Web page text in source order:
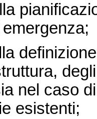
nel caso
esistenti;